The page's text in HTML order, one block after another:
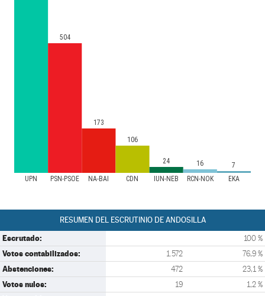
UPN PSN-PSOE NA-BAI CDN IUN-NEB RCN-NOK EKA
504
173
106
24 16 7
RESUMEN DEL ESCRUTINIO DE ANDOSILLA
Escrutado: 100 %
Votos contabilizados: 1.572 76,9 %
Abstenciones: 472 23,1 %
Votos nulos: 19 1,2 %